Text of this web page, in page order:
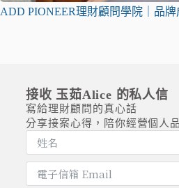
ADD PIONEER理財顧問學院｜品牌
接收 玉茹Alice 的私人信
寫給理財顧問的真心話
分享接案心得，陪你經營個人